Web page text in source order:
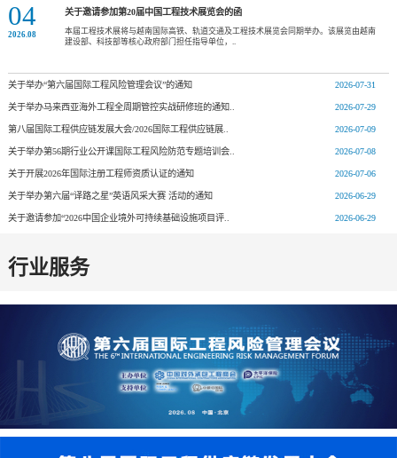
04
2026.08
关于邀请参加第20届中国工程技术展览会的函
本届工程技术展将与越南国际高铁、轨道交通及工程技术展览会同期举办。该展览由越南
建设部、科技部等核心政府部门担任指导单位，..
2026-07-31
关于举办“第六届国际工程风险管理会议”的通知
2026-07-29
关于举办马来西亚海外工程全周期管控实战研修班的通知..
2026-07-09
第八届国际工程供应链发展大会/2026国际工程供应链展..
2026-07-08
关于举办第56期行业公开课国际工程风险防范专题培训会..
2026-07-06
关于开展2026年国际注册工程师资质认证的通知
2026-06-29
关于举办第六届“译路之星”英语风采大赛 活动的通知
2026-06-29
关于邀请参加“2026中国企业境外可持续基础设施项目评..
行业服务